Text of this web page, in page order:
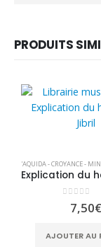
PRODUITS
'AQUIDA - CROYANCE -
sur 5
7,50€
AJOUTER AU